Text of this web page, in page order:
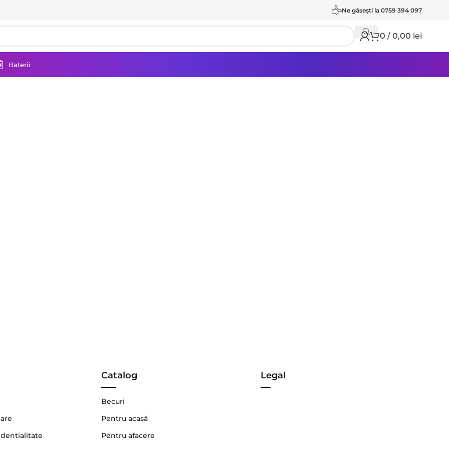
Ne găseşti la 0759 394 097
0 / 0,00 lei
Baterii
Catalog
Becuri
Pentru acasă
Pentru afacere
Legal